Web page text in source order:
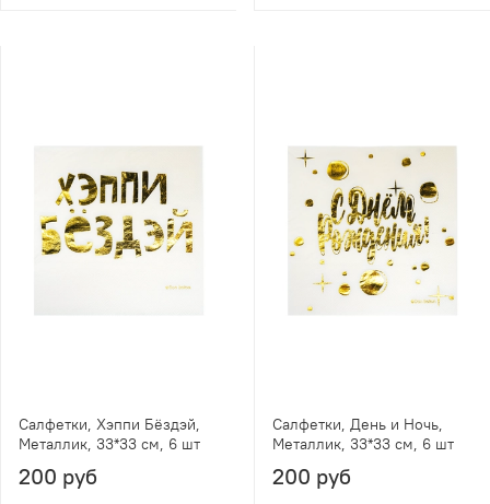
Салфетки, Хэппи Бёздэй,
Металлик, 33*33 см, 6 шт
200 руб
Салфетки, День и Ночь,
Металлик, 33*33 см, 6 шт
200 руб